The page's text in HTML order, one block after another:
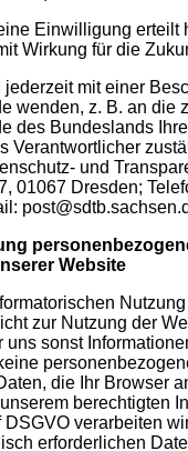
Einwilligung erteilt
Wirkung für die
jederzeit mit einer
wenden, z. B. an die
des Bundeslands
Verantwortlicher
und
01067 Dresden;
Website
zur Nutzung der
uns sonst
die Ihr Browser
berechtigten
DSGVO verarbeiten
erforderlichen